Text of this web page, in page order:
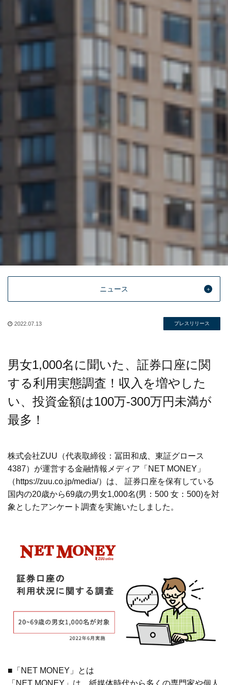
ニュース
2022.07.13 プレスリリース
男女1,000名に聞いた、証券口座に関
する利用実態調査！収入を増やした
い、投資金額は100万-300万円未満が
最多！
株式会社ZUU（代表取締役：冨田和成、東証グロース
4387）が運営する金融情報メディア「NET MONEY」
（ https://zuu.co.jp/media/）は、 証券口座を保有している
国内の20歳から69歳の男女1,000名(男：500 女：500)を対
象としたアンケート調査を実施いたしました。
■「NET MONEY」とは
「NET MONEY」は、紙媒体時代から多くの専門家や個人